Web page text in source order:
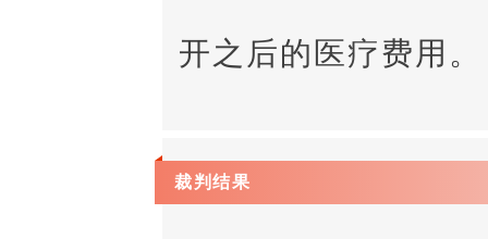
开之后的医疗费用。
裁判结果